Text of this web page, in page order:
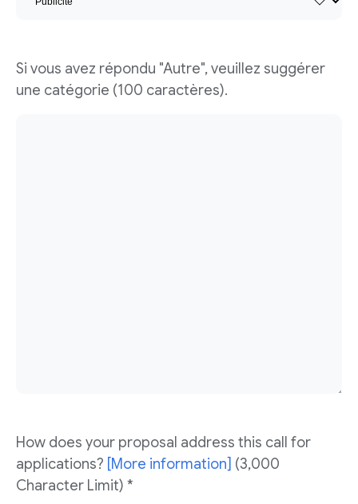
Si vous avez répondu "Autre", veuillez suggérer
une catégorie (100 caractères).
How does your proposal address this call for
applications? [More information] (3,000
Character Limit) *